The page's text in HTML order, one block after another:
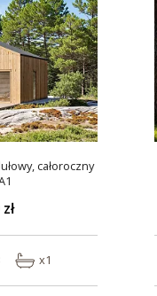
całoroczny
x1